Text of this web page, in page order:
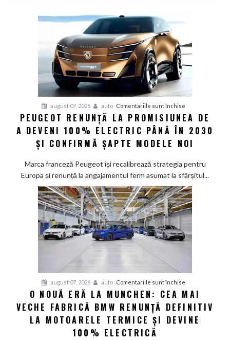
august 07, 2026 auto Comentariile sunt închise
Peugeot
renunță
la
de
a
100%
electric
până
2030
șapte
noi
PEUGEOT RENUNȚĂ LA PROMISIUNEA DE
A DEVENI 100% ELECTRIC PÂNĂ ÎN 2030
ȘI CONFIRMĂ ȘAPTE MODELE NOI
Marca franceză Peugeot își recalibrează strategia pentru
Europa și renunță la angajamentul ferm asumat la sfârșitul...
august 07, 2026 auto Comentariile sunt închise
O
nouă
eră
O NOUĂ ERĂ LA MUNCHEN: CEA MAI
VECHE FABRICĂ BMW RENUNȚĂ DEFINITIV
LA MOTOARELE TERMICE ȘI DEVINE
100% ELECTRICĂ